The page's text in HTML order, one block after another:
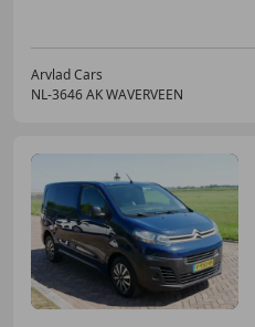
Arvlad Cars
NL-3646 AK WAVERVEEN